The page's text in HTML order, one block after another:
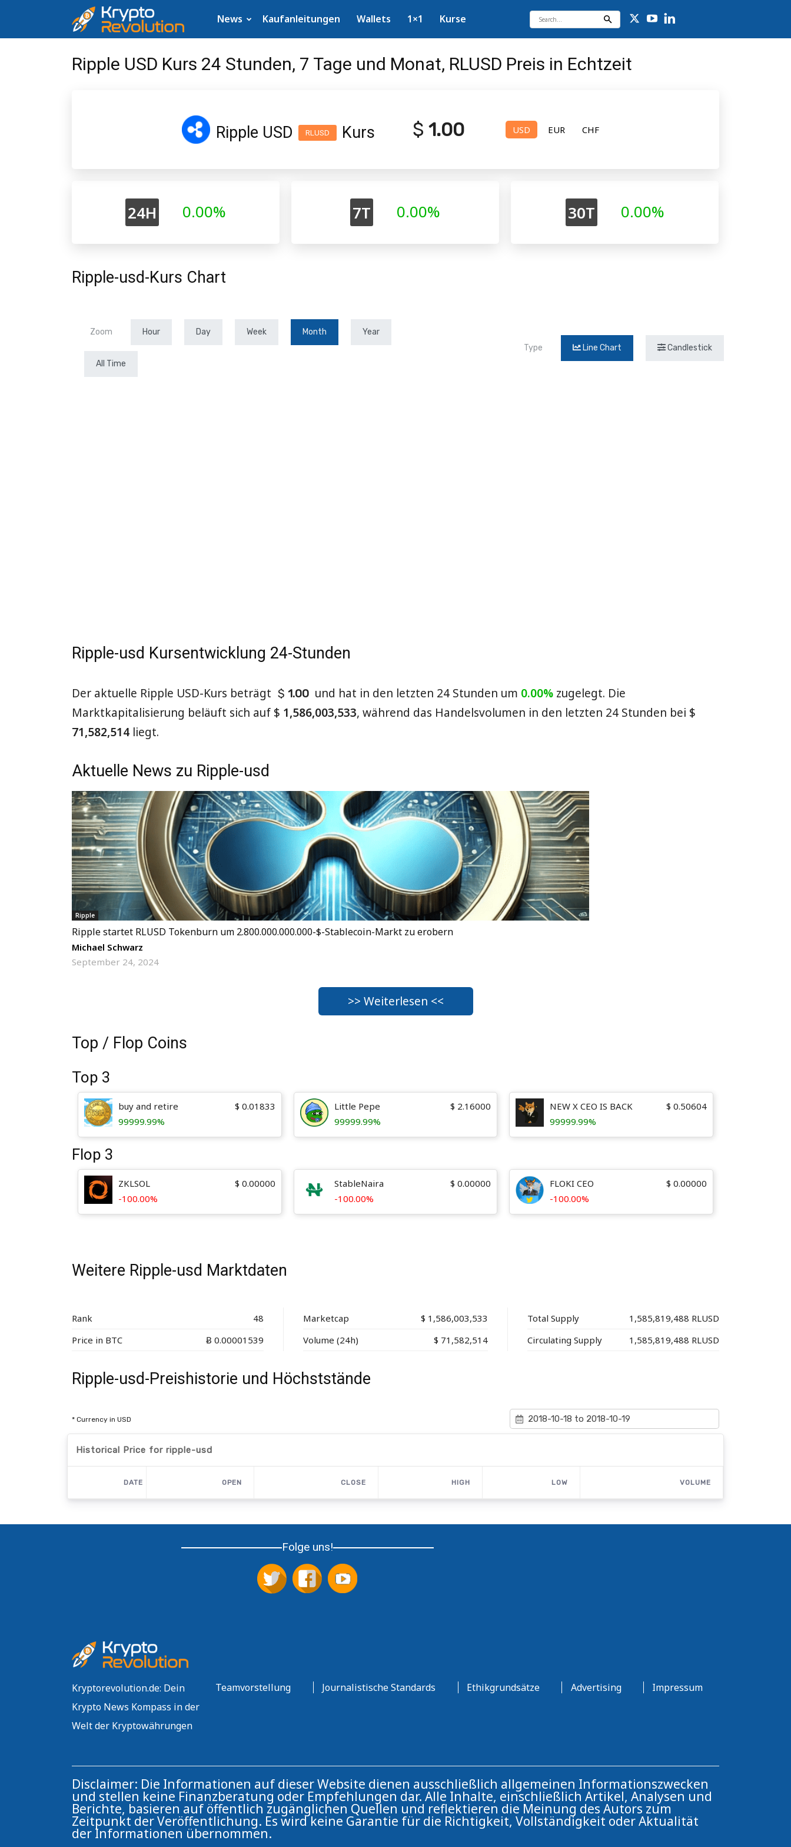
Krypto
zu
Bitcoin,
IOTA
VeChain
News Kaufanleitungen Wallets 1×1 Kurse
Ripple USD Kurs 24 Stunden, 7 Tage und Monat, RLUSD Preis in Echtzeit
Ripple USD RLUSD Kurs $ 1.00 USD EUR CHF
24H 0.00% 7T 0.00% 30T 0.00%
Ripple-usd-Kurs Chart
Zoom Hour Day Week Month Year
All Time
Type Line Chart Candlestick
Ripple-usd Kursentwicklung 24-Stunden
Der aktuelle Ripple USD-Kurs beträgt $ 1.00 und hat in den letzten 24 Stunden um 0.00% zugelegt. Die
Marktkapitalisierung beläuft sich auf $ 1,586,003,533, während das Handelsvolumen in den letzten 24 Stunden bei $
71,582,514 liegt.
Aktuelle News zu Ripple-usd
Ripple
Ripple startet RLUSD Tokenburn um 2.800.000.000.000-$-Stablecoin-Markt zu erobern
Michael Schwarz
September 24, 2024
>> Weiterlesen <<
Top / Flop Coins
Top 3
buy and retire
99999.99%
$ 0.01833
Little Pepe
99999.99%
$ 2.16000
NEW X CEO IS BACK
99999.99%
$ 0.50604
Flop 3
ZKLSOL
-100.00%
$ 0.00000
StableNaira
-100.00%
$ 0.00000
FLOKI CEO
-100.00%
$ 0.00000
Weitere Ripple-usd Marktdaten
Rank
48
Price in BTC
Ƀ 0.00001539
Marketcap $ 1,586,003,533
Volume (24h)
$ 71,582,514
Total Supply
1,585,819,488 RLUSD
Circulating Supply
1,585,819,488 RLUSD
Ripple-usd-Preishistorie und Höchststände
* Currency in USD
Historical Price for ripple-usd
DATE OPEN CLOSE HIGH LOW VOLUME
Folge uns!
Kryptorevolution.de: Dein
Krypto News Kompass in der
Welt der Kryptowährungen
Teamvorstellung Journalistische Standards Ethikgrundsätze Advertising Impressum
Disclaimer: Die Informationen auf dieser Website dienen ausschließlich allgemeinen Informationszwecken
und stellen keine Finanzberatung oder Empfehlungen dar. Alle Inhalte, einschließlich Artikel, Analysen und
Berichte, basieren auf öffentlich zugänglichen Quellen und reflektieren die Meinung des Autors zum
Zeitpunkt der Veröffentlichung. Es wird keine Garantie für die Richtigkeit, Vollständigkeit oder Aktualität
der Informationen übernommen.